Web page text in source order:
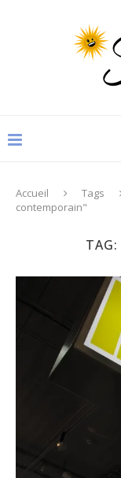
Accueil Tags
contemporain"
TAG: